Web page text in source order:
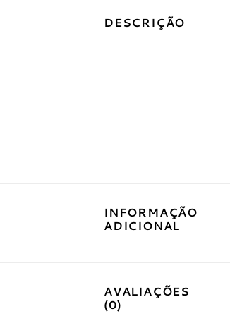
DESCRIÇÃO
INFORMAÇÃO
ADICIONAL
AVALIAÇÕES
(0)